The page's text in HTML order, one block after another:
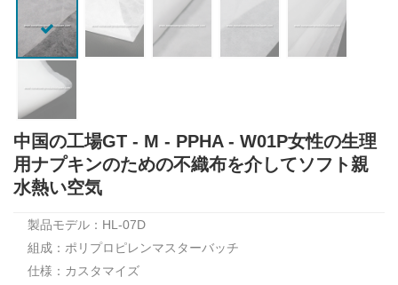
中国の工場GT - M - PPHA - W01P女性の生理
用ナプキンのための不織布を介してソフト親
水熱い空気
製品モデル：HL-07D
組成：ポリプロピレンマスターバッチ
仕様：カスタマイズ